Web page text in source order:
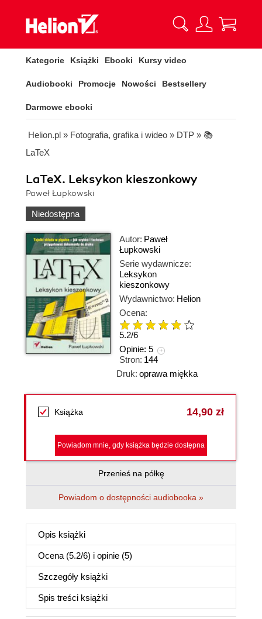
Kategorie Książki Ebooki Kursy video
Audiobooki Promocje Nowości Bestsellery
Darmowe ebooki
Helion.pl » Fotografia, grafika i wideo » DTP » 📚
LaTeX
LaTeX. Leksykon kieszonkowy
Paweł Łupkowski
Niedostępna
Autor: Paweł
Łupkowski
Serie wydawnicze:
Leksykon
kieszonkowy
Wydawnictwo: Helion
Ocena:
5.2/6
Opinie: 5
Stron: 144
Druk: oprawa miękka
Książka 14,90 zł
Powiadom mnie, gdy książka będzie dostępna
Przenieś na półkę
Powiadom o dostępności audiobooka »
Opis książki
Ocena (5.2/6) i opinie (5)
Szczegóły książki
Spis treści książki